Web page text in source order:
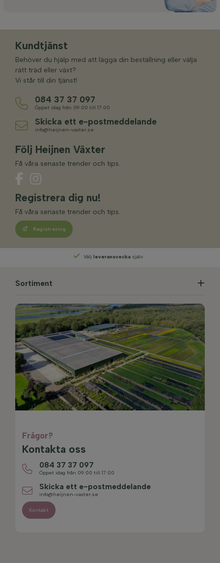
Kundtjänst
Behöver du hjälp med att lägga din beställning eller välja
rätt träd eller växt?
Vi står till din tjänst!
084 37 37 097
Öppet idag från 09:00 till 17:00
Skicka ett e-postmeddelande
info@heijnen-vaxter.se
Följ Heijnen Växter
Få våra senaste trender och tips.
Registrera dig nu!
Få våra senaste trender och tips.
Registrering
Välj leveransvecka själv
Sortiment
Frågor?
Kontakta oss
084 37 37 097
Öppet idag från 09:00 till 17:00
Skicka ett e-postmeddelande
info@heijnen-vaxter.se
Kontakt